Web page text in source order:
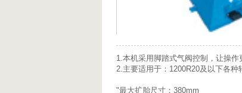
1.本机采用脚踏式气阀控制，让操
2.主要适用于：1200R20及以下各种
"最大扩胎尺寸：380mm